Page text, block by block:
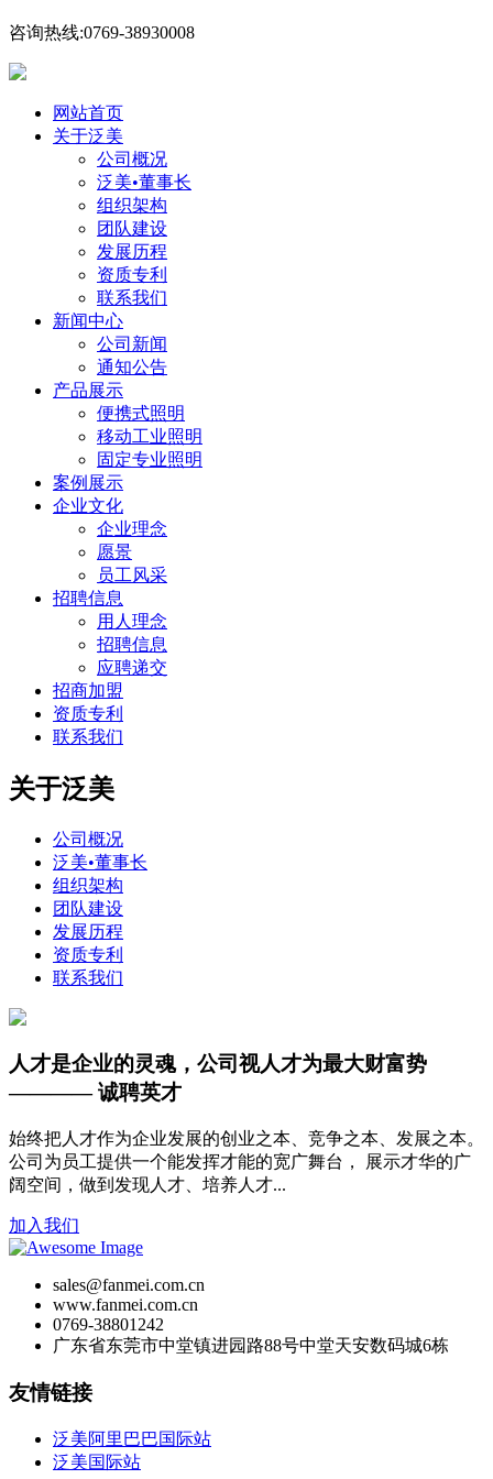
咨询热线:0769-38930008
网站首页
关于泛美
公司概况
泛美•董事长
组织架构
团队建设
发展历程
资质专利
联系我们
新闻中心
公司新闻
通知公告
产品展示
便携式照明
移动工业照明
固定专业照明
案例展示
企业文化
企业理念
愿景
员工风采
招聘信息
用人理念
招聘信息
应聘递交
招商加盟
资质专利
联系我们
关于泛美
公司概况
泛美•董事长
组织架构
团队建设
发展历程
资质专利
联系我们
人才是企业的灵魂，公司视人才为最大财富势
———— 诚聘英才
始终把人才作为企业发展的创业之本、竞争之本、发展之本。
公司为员工提供一个能发挥才能的宽广舞台， 展示才华的广
阔空间，做到发现人才、培养人才...
加入我们
sales@fanmei.com.cn
www.fanmei.com.cn
0769-38801242
广东省东莞市中堂镇进园路88号中堂天安数码城6栋
友情链接
泛美阿里巴巴国际站
泛美国际站